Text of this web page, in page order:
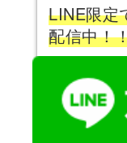
LINE限定
配信中！